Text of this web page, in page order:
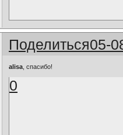
Поделиться05-
alisa , спасибо!
0